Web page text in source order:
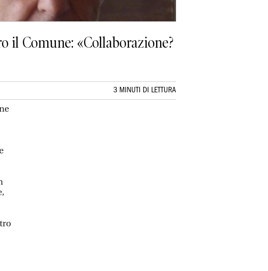
il Comune: «Collaborazione?
3 MINUTI DI LETTURA